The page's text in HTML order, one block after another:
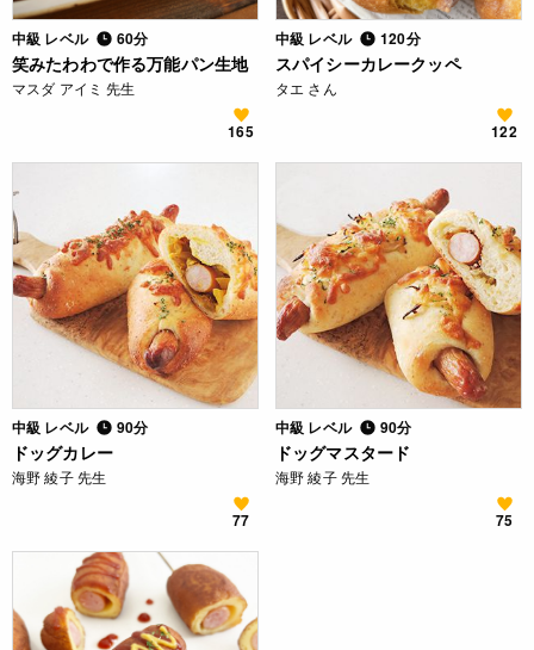
中級 レベル 60分
笑みたわわで作る万能パン生地
マスダ アイミ 先生
165
中級 レベル 120分
スパイシーカレークッペ
タエ さん
122
中級 レベル 90分
ドッグカレー
海野 綾子 先生
77
中級 レベル 90分
ドッグマスタード
海野 綾子 先生
75